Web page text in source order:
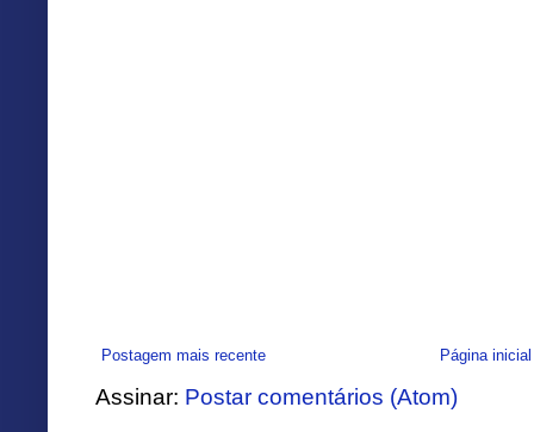
Postagem mais recente Página inicial
Assinar: Postar comentários (Atom)